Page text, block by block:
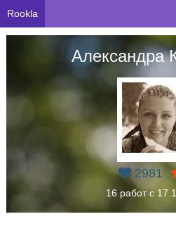
Rookla
Александра
2981
16 работ с